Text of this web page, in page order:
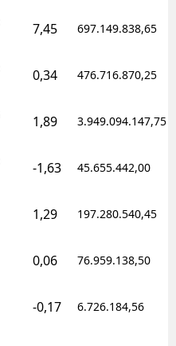
7,45 697.149.838,65
0,34 476.716.870,25
1,89 3.949.094.147,75
-1,63 45.655.442,00
1,29 197.280.540,45
0,06 76.959.138,50
-0,17 6.726.184,56